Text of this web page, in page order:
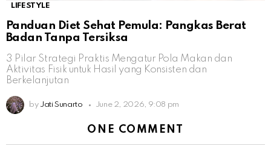
LIFESTYLE
Panduan Diet Sehat Pemula: Pangkas Berat
Badan Tanpa Tersiksa
3 Pilar Strategi Praktis Mengatur Pola Makan dan
Aktivitas Fisik untuk Hasil yang Konsisten dan
Berkelanjutan
by Jati Sunarto June 2, 2026, 9:08 pm
ONE COMMENT